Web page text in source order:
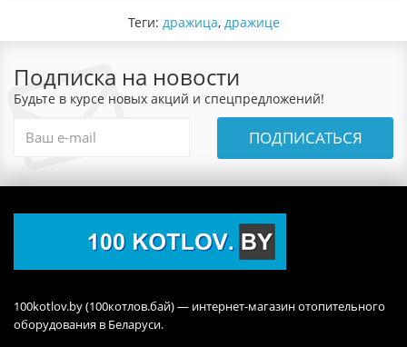
Теги: дражица, дражице
Подписка на новости
Будьте в курсе новых акций и спецпредложений!
ПОДПИСАТЬСЯ
100kotlov.by (100котлов.бай) — интернет-магазин отопительного
оборудования в Беларуси.